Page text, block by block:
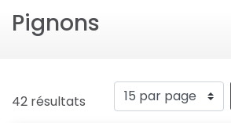
Pignons
42 résultats